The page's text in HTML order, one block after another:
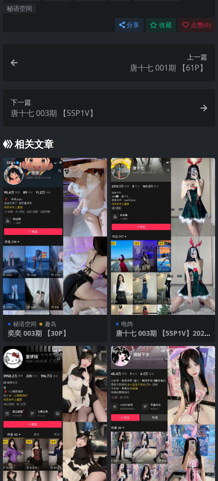
秘语空间
分享 收藏 点赞(0)
上一篇
唐十七 001期 【61P】
下一篇
唐十七 003期 【55P1V】
相关文章
秘语空间 趣岛
奕奕 003期 【30P】
电鸽
唐十七 003期 【55P1V】2025